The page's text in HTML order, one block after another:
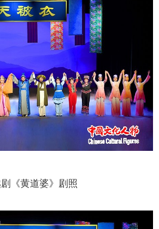
《黄道婆》剧照